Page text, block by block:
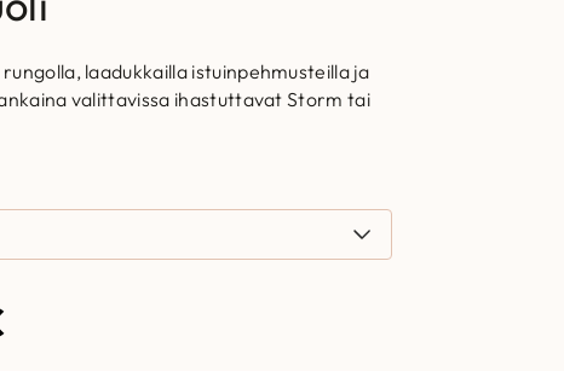
laadukkailla istuinpehmusteilla ja
valittavissa ihastuttavat Storm tai